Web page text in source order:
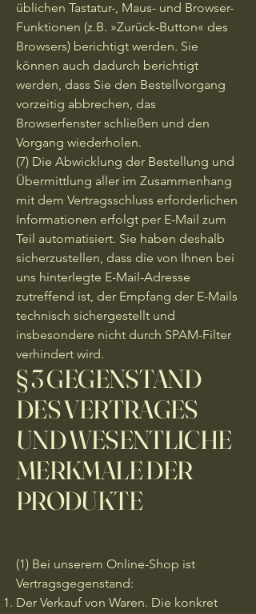
üblichen Tastatur-, Maus- und Browser-
Funktionen (z.B. »Zurück-Button« des
Browsers) berichtigt werden. Sie
können auch dadurch berichtigt
werden, dass Sie den Bestellvorgang
vorzeitig abbrechen, das
Browserfenster schließen und den
Vorgang wiederholen.
(7) Die Abwicklung der Bestellung und
Übermittlung aller im Zusammenhang
mit dem Vertragsschluss erforderlichen
Informationen erfolgt per E-Mail zum
Teil automatisiert. Sie haben deshalb
sicherzustellen, dass die von Ihnen bei
uns hinterlegte E-Mail-Adresse
zutreffend ist, der Empfang der E-Mails
technisch sichergestellt und
insbesondere nicht durch SPAM-Filter
verhindert wird.
§ 3 GEGENSTAND
DES VERTRAGES
UND WESENTLICHE
MERKMALE DER
PRODUKTE
(1) Bei unserem Online-Shop ist
Vertragsgegenstand:
Der Verkauf von Waren. Die konkret